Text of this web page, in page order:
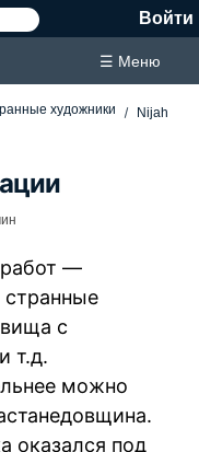
Войти
☰ Меню
художники
Nijah
работ —
странные
с
т.д.
можно
оказался под